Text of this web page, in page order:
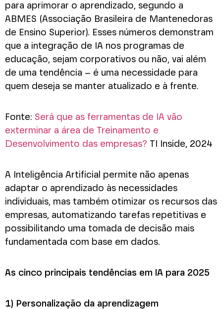
para aprimorar o aprendizado, segundo a
ABMES (Associação Brasileira de Mantenedoras
de Ensino Superior). Esses números demonstram
que a integração de IA nos programas de
educação, sejam corporativos ou não, vai além
de uma tendência – é uma necessidade para
quem deseja se manter atualizado e à frente.
Fonte: Será que as ferramentas de IA vão
exterminar a área de Treinamento e
Desenvolvimento das empresas? TI Inside, 2024
A Inteligência Artificial permite não apenas
adaptar o aprendizado às necessidades
individuais, mas também otimizar os recursos das
empresas, automatizando tarefas repetitivas e
possibilitando uma tomada de decisão mais
fundamentada com base em dados.
As cinco principais tendências em IA para 2025
1) Personalização da aprendizagem